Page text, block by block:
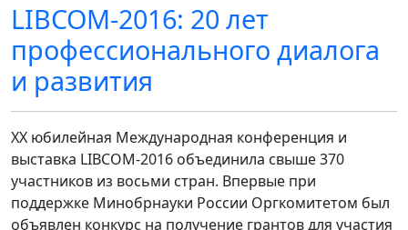
LIBCOM-2016: 20 лет
профессионального диалога
и развития
XX юбилейная Международная конференция и
выставка LIBCOM-2016 объединила свыше 370
участников из восьми стран. Впервые при
поддержке Минобрнауки России Оргкомитетом был
объявлен конкурс на получение грантов для участия